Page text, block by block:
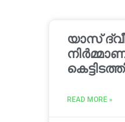
യാസ്
READ MORE »